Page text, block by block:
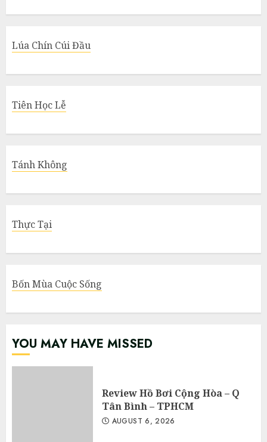
Lúa Chín Cúi Đầu
Tiên Học Lễ
Tánh Không
Thực Tại
Bốn Mùa Cuộc Sống
YOU MAY HAVE MISSED
Review Hồ Bơi Cộng Hòa – Q
Tân Bình – TPHCM
AUGUST 6, 2026